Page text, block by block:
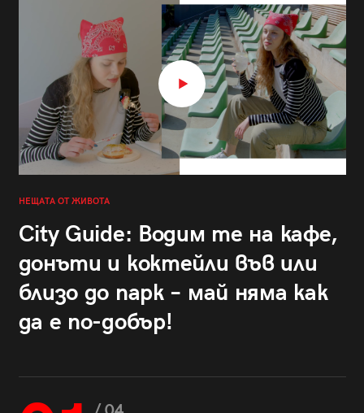
НЕЩАТА ОТ ЖИВОТА
City Guide: Водим те на кафе,
донъти и коктейли във или
близо до парк – май няма как
да е по-добър!